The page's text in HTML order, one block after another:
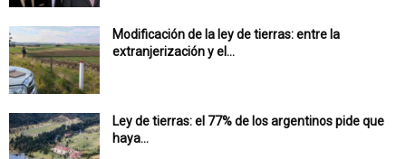
Modificación de la ley de tierras: entre la
extranjerización y el...
Ley de tierras: el 77% de los argentinos pide que
haya...